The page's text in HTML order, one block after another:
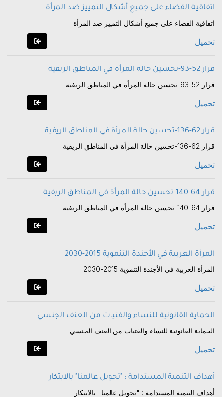
اتفاقية القضاء على جميع أشكال التمييز ضد المرأة
اتفاقية القضاء على جميع أشكال التمييز ضد المرأة
تحميل
قرار 52-93-تحسين حالة المرأة في المناطق الريفية
قرار 52-93-تحسين حالة المرأة في المناطق الريفية
تحميل
قرار 62-136-تحسين حالة المرأة في المناطق الريفية
قرار 62-136-تحسين حالة المرأة في المناطق الريفية
تحميل
قرار 64-140-تحسين حالة المرأة في المناطق الريفية
قرار 64-140-تحسين حالة المرأة في المناطق الريفية
تحميل
المرأة العربية في الأجندة التنموية 2015-2030
المرأة العربية في الأجندة التنموية 2015-2030
تحميل
الحماية القانونية للنساء والفتيات من العنف الجنسي
الحماية القانونية للنساء والفتيات من العنف الجنسي
تحميل
أهداف التنمية المستدامة : "تحويل عالمنا" بالابتكار
أهداف التنمية المستدامة : "تحويل عالمنا" بالابتكار